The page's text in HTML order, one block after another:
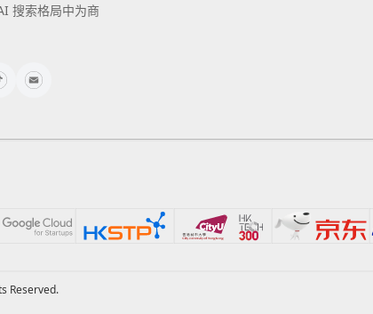
搜索格局中为商
Reserved.